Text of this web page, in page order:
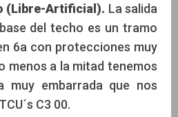
(Libre-Artificial). La salida
del techo es un tramo
6a con protecciones muy
menos a la mitad tenemos
muy embarrada que nos
C3 00.